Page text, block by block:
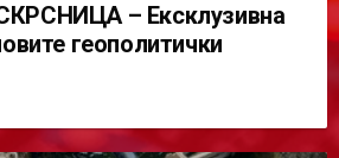
– Ексклузивна
геополитички